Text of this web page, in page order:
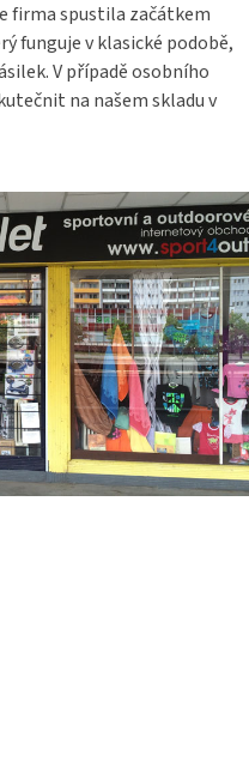
firma spustila začátkem
funguje v klasické podobě,
V případě osobního
na našem skladu v